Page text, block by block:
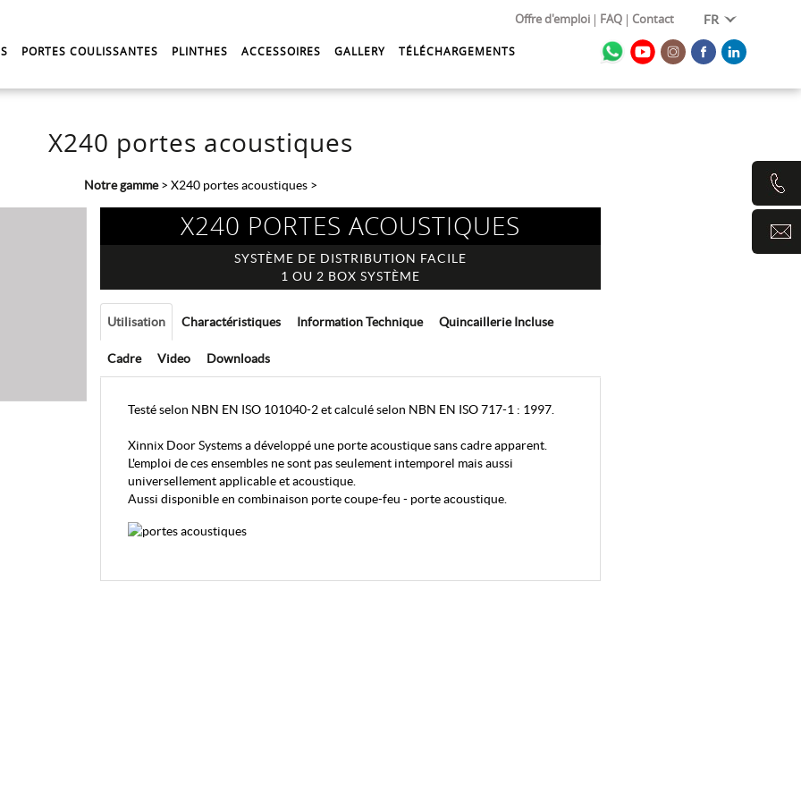
FR
Offre d'emploi FAQ Contact
PORTES COULISSANTES PLINTHES ACCESSOIRES GALLERY TÉLÉCHARGEMENTS
X240 portes acoustiques
Notre gamme> X240 portes acoustiques >
X240 PORTES ACOUSTIQUES
SYSTÈME DE DISTRIBUTION FACILE
1 OU 2 BOX SYSTÈME
Utilisation Charactéristiques Information Technique Quincaillerie Incluse
Cadre Video Downloads
Testé selon NBN EN ISO 101040-2 et calculé selon NBN EN ISO 717-1 : 1997.
Xinnix Door Systems a développé une porte acoustique sans cadre apparent.
L'emploi de ces ensembles ne sont pas seulement intemporel mais aussi
universellement applicable et acoustique.
Aussi disponible en combinaison porte coupe-feu - porte acoustique.